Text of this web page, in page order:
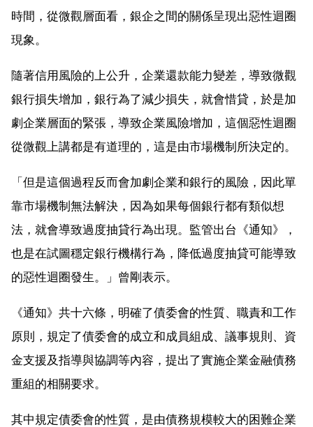
時間，從微觀層面看，銀企之間的關係呈現出惡性迴圈
現象。
隨著信用風險的上公升，企業還款能力變差，導致微觀
銀行損失增加，銀行為了減少損失，就會惜貸，於是加
劇企業層面的緊張，導致企業風險增加，這個惡性迴圈
從微觀上講都是有道理的，這是由市場機制所決定的。
「但是這個過程反而會加劇企業和銀行的風險，因此單
靠市場機制無法解決，因為如果每個銀行都有類似想
法，就會導致過度抽貸行為出現。監管出台《通知》，
也是在試圖穩定銀行機構行為，降低過度抽貸可能導致
的惡性迴圈發生。」曾剛表示。
《通知》共十六條，明確了債委會的性質、職責和工作
原則，規定了債委會的成立和成員組成、議事規則、資
金支援及指導與協調等內容，提出了實施企業金融債務
重組的相關要求。
其中規定債委會的性質，是由債務規模較大的困難企業